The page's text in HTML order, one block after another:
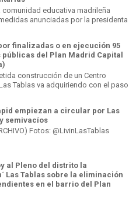
educativa madrileña
anunciadas por la presidenta
finalizadas o en ejecución 95
públicas del Plan Madrid Capital
construcción de un Centro
Tablas va adquiriendo con el paso
empiezan a circular por Las
semivacíos
Fotos: @LivinLasTablas
al Pleno del distrito la
Las Tablas sobre la eliminación
en el barrio del Plan